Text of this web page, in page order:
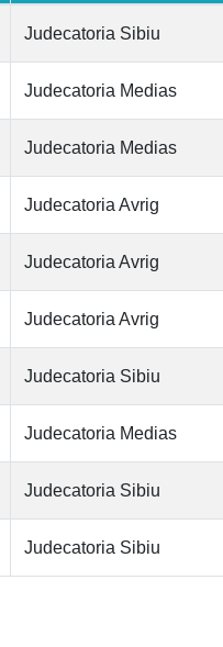
Judecatoria Sibiu
Judecatoria Medias
Judecatoria Medias
Judecatoria Avrig
Judecatoria Avrig
Judecatoria Avrig
Judecatoria Sibiu
Judecatoria Medias
Judecatoria Sibiu
Judecatoria Sibiu